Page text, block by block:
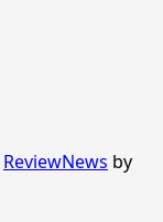
ReviewNews by